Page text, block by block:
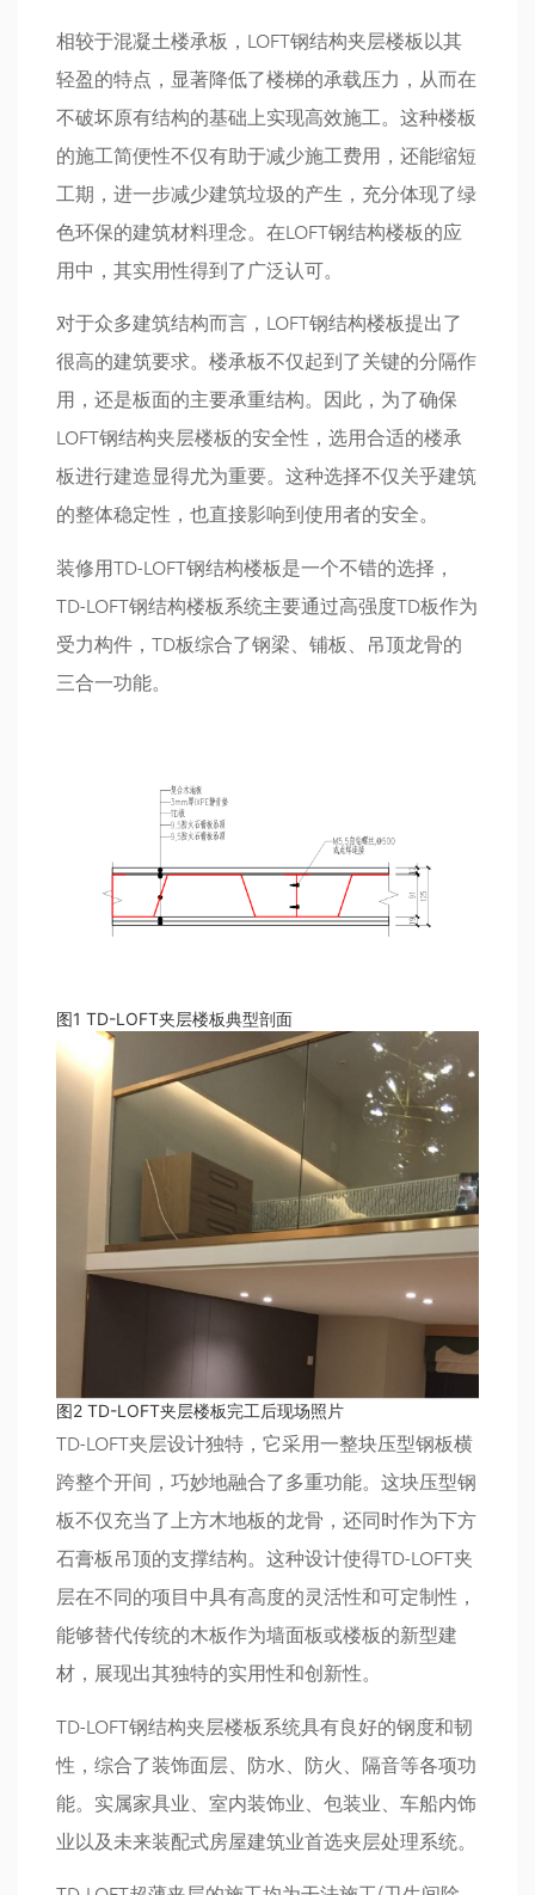
相较于混凝土楼承板，LOFT钢结构夹层楼板以其
轻盈的特点，显著降低了楼梯的承载压力，从而在
不破坏原有结构的基础上实现高效施工。这种楼板
的施工简便性不仅有助于减少施工费用，还能缩短
工期，进一步减少建筑垃圾的产生，充分体现了绿
色环保的建筑材料理念。在LOFT钢结构楼板的应
用中，其实用性得到了广泛认可。
对于众多建筑结构而言，LOFT钢结构楼板提出了
很高的建筑要求。楼承板不仅起到了关键的分隔作
用，还是板面的主要承重结构。因此，为了确保
LOFT钢结构夹层楼板的安全性，选用合适的楼承
板进行建造显得尤为重要。这种选择不仅关乎建筑
的整体稳定性，也直接影响到使用者的安全。
装修用TD-LOFT钢结构楼板是一个不错的选择，
TD-LOFT钢结构楼板系统主要通过高强度TD板作为
受力构件，TD板综合了钢梁、铺板、吊顶龙骨的
三合一功能。
图1 TD-LOFT夹层楼板典型剖面
图2 TD-LOFT夹层楼板完工后现场照片
TD-LOFT夹层设计独特，它采用一整块压型钢板横
跨整个开间，巧妙地融合了多重功能。这块压型钢
板不仅充当了上方木地板的龙骨，还同时作为下方
石膏板吊顶的支撑结构。这种设计使得TD-LOFT夹
层在不同的项目中具有高度的灵活性和可定制性，
能够替代传统的木板作为墙面板或楼板的新型建
材，展现出其独特的实用性和创新性。
TD-LOFT钢结构夹层楼板系统具有良好的钢度和韧
性，综合了装饰面层、防水、防火、隔音等各项功
能。实属家具业、室内装饰业、包装业、车船内饰
业以及未来装配式房屋建筑业首选夹层处理系统。